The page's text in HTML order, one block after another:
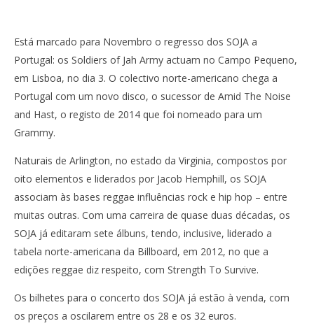
Está marcado para Novembro o regresso dos SOJA a
Portugal: os Soldiers of Jah Army actuam no Campo Pequeno,
em Lisboa, no dia 3. O colectivo norte-americano chega a
Portugal com um novo disco, o sucessor de Amid The Noise
and Hast, o registo de 2014 que foi nomeado para um
Grammy.
Naturais de Arlington, no estado da Virginia, compostos por
oito elementos e liderados por Jacob Hemphill, os SOJA
associam às bases reggae influências rock e hip hop – entre
muitas outras. Com uma carreira de quase duas décadas, os
SOJA já editaram sete álbuns, tendo, inclusive, liderado a
tabela norte-americana da Billboard, em 2012, no que a
edições reggae diz respeito, com Strength To Survive.
Os bilhetes para o concerto dos SOJA já estão à venda, com
os preços a oscilarem entre os 28 e os 32 euros.